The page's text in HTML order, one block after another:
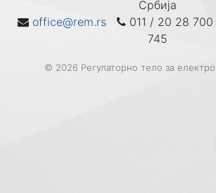
Србија
office@rem.rs
011 / 20 28 700
745
© 2026 Регулаторно тело за